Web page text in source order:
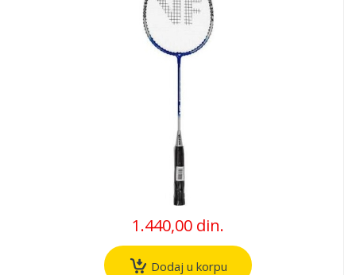
1.440,00 din.
Dodaj u korpu